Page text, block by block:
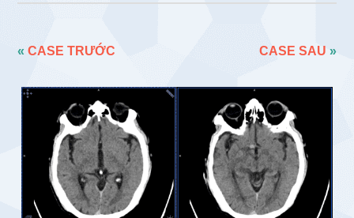
«CASE TRƯỚC CASE SAU »